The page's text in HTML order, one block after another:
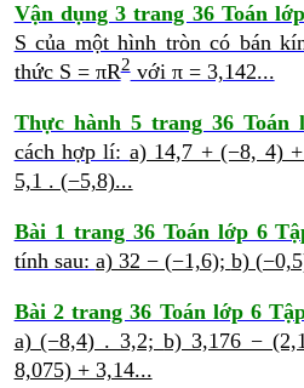
Vận dụng 3 trang 36 Toán
S của một hình tròn có bán
thức S = πR2với π = 3,142...
Thực hành 5 trang 36
cách hợp lí: a) 14,7 + (−8, 4)
5,1 . (−5,8)...
Bài 1 trang 36 Toán lớp 6
tính sau: a) 32 − (−1,6); b)
Bài 2 trang 36 Toán lớp 6
a) (−8,4) . 3,2;b) 3,176 −
8,075) + 3,14...